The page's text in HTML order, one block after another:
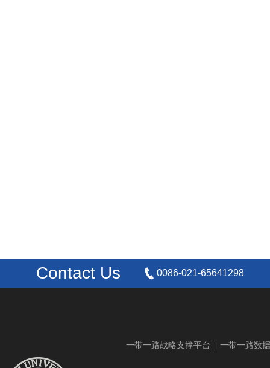
Contact Us 0086-021-65641298
一带一路战略支撑平台 一带一路数